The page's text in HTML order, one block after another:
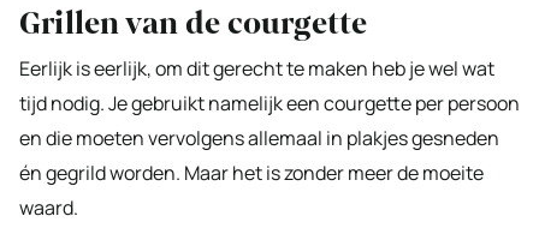
Grillen van de courgette
Eerlijk is eerlijk, om dit gerecht te maken heb je wel wat
tijd nodig. Je gebruikt namelijk een courgette per persoon
en die moeten vervolgens allemaal in plakjes gesneden
én gegrild worden. Maar het is zonder meer de moeite
waard.